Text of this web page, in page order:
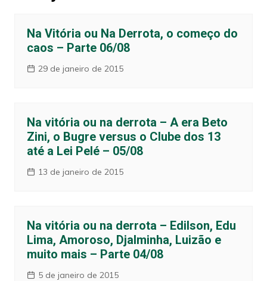
Na Vitória ou Na Derrota, o começo do
caos – Parte 06/08
29 de janeiro de 2015
Na vitória ou na derrota – A era Beto
Zini, o Bugre versus o Clube dos 13
até a Lei Pelé – 05/08
13 de janeiro de 2015
Na vitória ou na derrota – Edilson, Edu
Lima, Amoroso, Djalminha, Luizão e
muito mais – Parte 04/08
5 de janeiro de 2015